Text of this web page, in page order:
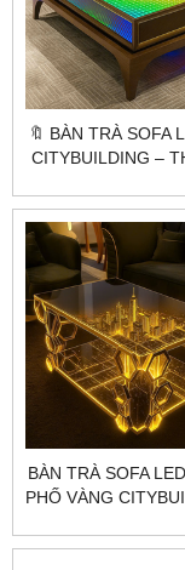
🔖 BÀN TRÀ SOFA
CITYBUILDING –
GIAN SANG
BÀN TRÀ SOFA
PHỐ VÀNG
VÀNG SANG